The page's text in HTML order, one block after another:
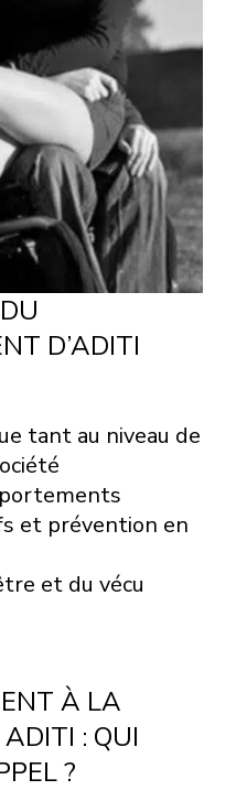
D’ADITI
tant au niveau de
et prévention en
et du vécu
À LA
: QUI
?